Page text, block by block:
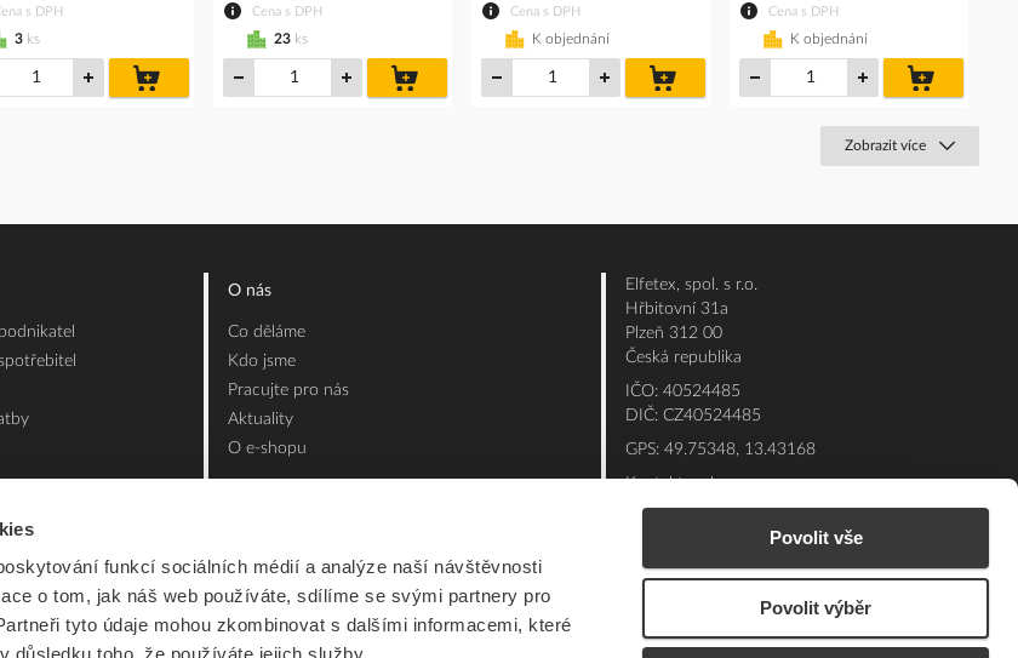
funkcí sociálních médií a analýze naší návštěvnosti
o tom, jak náš web používáte, sdílíme se svými partnery pro
tyto údaje mohou zkombinovat s dalšími informacemi, které
Povolit vše
Povolit výběr
s DPH
3 ks
košíku
Cena s DPH
23 ks
košíku
Cena s DPH
K objednání
košíku
Cena s DPH
K objednání
košíku
Zobrazit více
O nás
Co děláme
Kdo jsme
Pracujte pro nás
Aktuality
O e-shopu
Elfetex, spol. s r.o.
Hřbitovní 31a
Plzeň 312 00
Česká republika
IČO: 40524485
DIČ: CZ40524485
GPS: 49.75348, 13.43168
Kontakt e-shop:
Po - Pá: 7:00 - 15:30
377 432 365
Technická podpora: 377 432 311
eshop@elfetex.cz